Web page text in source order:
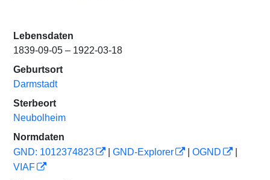
Lebensdaten
1839-09-05 – 1922-03-18
Geburtsort
Darmstadt
Sterbeort
Neubolheim
Normdaten
GND: 1012374823
GND-Explorer OGND
VIAF